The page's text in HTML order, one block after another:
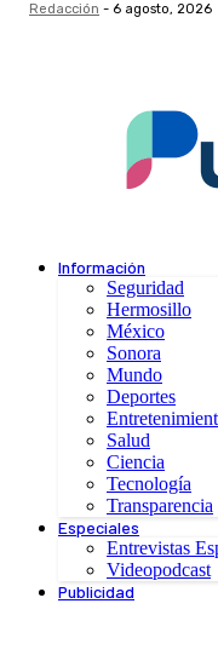
Redacción - 6 agosto, 2026
Información
Seguridad
Hermosillo
México
Sonora
Mundo
Deportes
Salud
Ciencia
Tecnología
Transparencia
Especiales
Entrevistas
Videopodcast
Publicidad